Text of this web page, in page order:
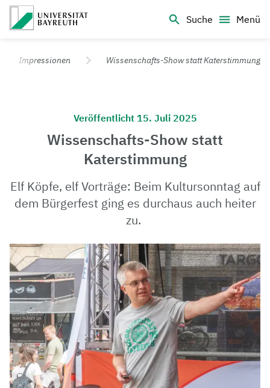
Suche
Menü
Universität Bayreuth – Deine Top-Campus-Uni
Impressionen Wissenschafts-Show statt Katerstimmung
Veröffentlicht 15. Juli 2025
Wissenschafts-Show statt
Katerstimmung
Elf Köpfe, elf Vorträge: Beim Kultursonntag auf
dem Bürgerfest ging es durchaus auch heiter
zu.